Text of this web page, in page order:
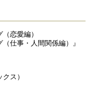
恋愛編）
仕事・人間関係編）』
ス）